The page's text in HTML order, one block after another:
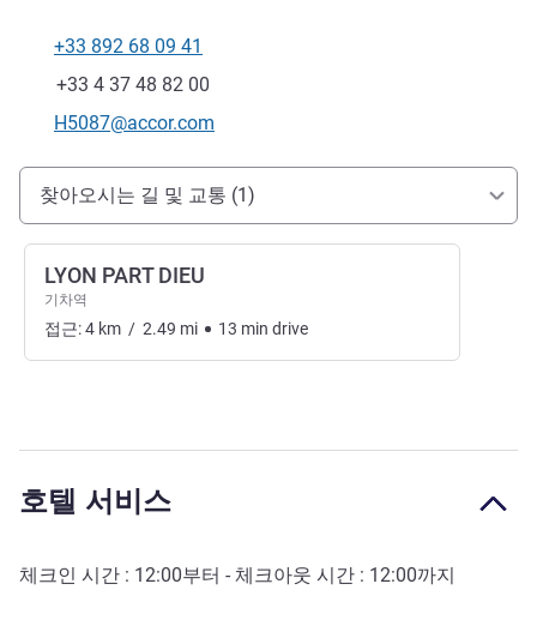
전화
+33 892 68 09 41
팩스
+33 4 37 48 82 00
E-mail
H5087@accor.com
호텔 접근 및 교통
찾아오시는 길 및 교통 (1)
LYON PART DIEU
기차역
접근:4 km / 2.49 mi 13 min drive
호텔 서비스
체크인 시간 : 12:00부터 - 체크아웃 시간 : 12:00까지